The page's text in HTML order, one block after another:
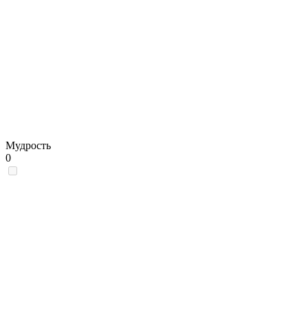
Мудрость
0